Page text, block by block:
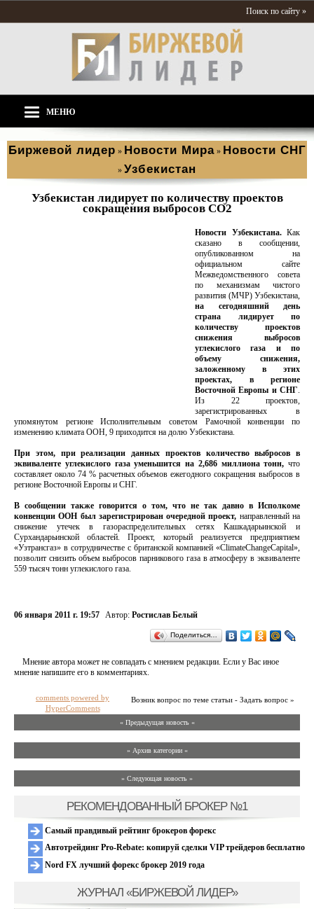
Поиск по сайту »
МЕНЮ
Биржевой лидер » Новости Мира » Новости СНГ
» Узбекистан
Узбекистан лидирует по количеству проектов
сокращения выбросов СО2
Новости Узбекистана.Как
сказано в сообщении,
опубликованном на
официальном сайте
Межведомственного совета
по механизмам чистого
развития (МЧР) Узбекистана,
на сегодняшний день
страна лидирует по
количеству проектов
снижения выбросов
углекислого газа и по
объему снижения,
заложенному в этих
проектах, в регионе
Восточной Европы и СНГ.
Из 22 проектов,
зарегистрированных в
упомянутом регионе Исполнительным советом Рамочной конвенции по
изменению климата ООН, 9 приходится на долю Узбекистана.
При этом, при реализации данных проектов количество выбросов в
эквиваленте углекислого газа уменьшится на 2,686 миллиона тонн, что
составляет около 74 % расчетных объемов ежегодного сокращения выбросов в
регионе Восточной Европы и СНГ.
В сообщении также говорится о том, что не так давно в Исполкоме
конвенции ООН был зарегистрирован очередной проект, направленный на
снижение утечек в газораспределительных сетях Кашкадарьинской и
Сурхандарьинской областей. Проект, который реализуется предприятием
«Узтрансгаз» в сотрудничестве с британской компанией «ClimateChangeCapital»,
позволит снизить объем выбросов парникового газа в атмосферу в эквиваленте
559 тысяч тонн углекислого газа.
06 января 2011 г. 19:57 Автор: Ростислав Белый
Поделиться…
Мнение автора может не совпадать с мнением редакции. Если у Вас иное
мнение напишите его в комментариях.
Возник вопрос по теме статьи - Задать вопрос »
comments powered by
HyperComments
« Предыдущая новость «
» Архив категории «
» Следующая новость »
РЕКОМЕНДОВАННЫЙ БРОКЕР №1
Самый правдивый рейтинг брокеров форекс
Автотрейдинг Pro-Rebate: копируй сделки VIP трейдеров бесплатно
Nord FX лучший форекс брокер 2019 года
ЖУРНАЛ «БИРЖЕВОЙ ЛИДЕР»